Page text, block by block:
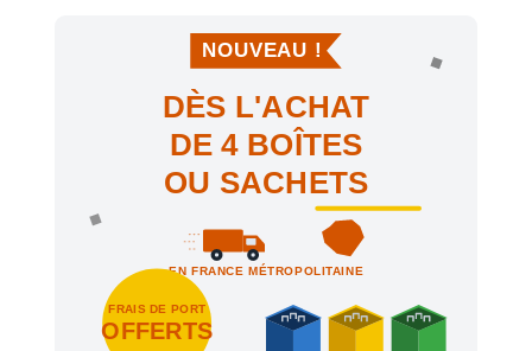
NOUVEAU !
DÈS L'ACHAT
DE 4 BOÎTES
OU SACHETS
EN FRANCE MÉTROPOLITAINE
FRAIS DE PORT
OFFERTS